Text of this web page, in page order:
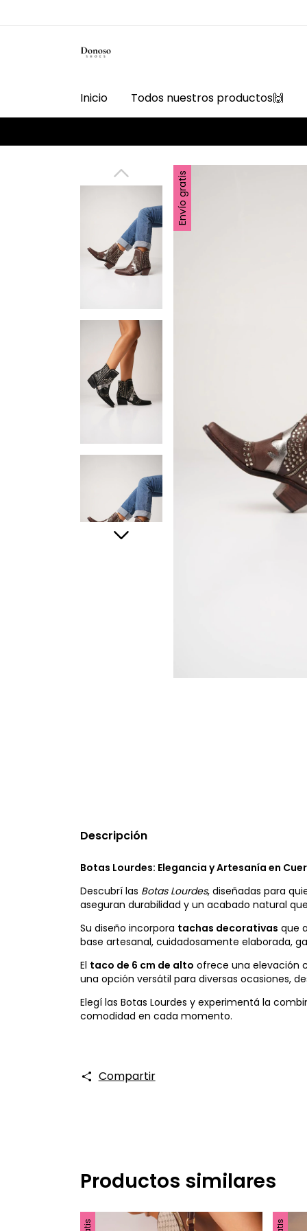
Inicio Todos nuestros productos🙌
Envío gratis
Descripción
Botas Lourdes: Elegancia y Artesanía en
Descubrí las Botas Lourdes, diseñadas para
aseguran durabilidad y un acabado natural
Su diseño incorpora tachas decorativas que
base artesanal, cuidadosamente elaborada,
El taco de 6 cm de alto ofrece una elevación
una opción versátil para diversas ocasiones,
Elegí las Botas Lourdes y experimentá la
comodidad en cada momento.
Compartir
Productos similares